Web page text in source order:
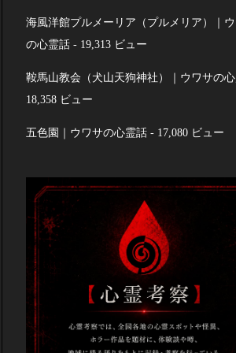
海風洋館プルメーリア（プルメリア）｜
の心霊話 - 19,313 ビュー
鞍馬山教会（犬山天狗神社）｜ウワサの
18,358 ビュー
五色園｜ウワサの心霊話 - 17,080 ビュー